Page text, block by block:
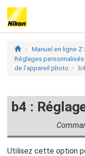
Manuel en ligne Z
Réglages
de l’appareil photo
b4 :
Utilisez cette option